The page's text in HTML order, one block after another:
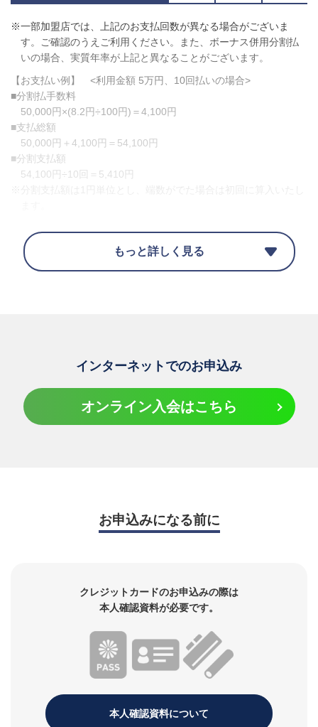
※一部加盟店では、上記のお支払回数が異なる場合がございま
す。ご確認のうえご利用ください。また、ボーナス併用分割払
いの場合、実質年率が上記と異なることがございます。
【お支払い例】 <利用金額 5万円、10回払いの場合>
■分割払手数料
50,000円×(8.2円÷100円)＝4,100円
■支払総額
50,000円＋4,100円＝54,100円
■分割支払額
54,100円÷10回＝5,410円
もっと詳しく見る
インターネットでのお申込み
オンライン入会はこちら
お申込みになる前に
クレジットカードのお申込みの際は
本人確認資料が必要です。
本人確認資料について